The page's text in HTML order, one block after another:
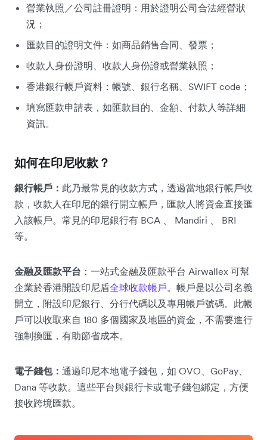
營業執照／公司註冊證明：用於證明公司合法經營狀
況；
匯款目的證明文件：如商品銷售合同、發票；
收款人身份證明、收款人身份證或營業執照；
香港銀行帳戶資料：帳號、銀行名稱、SWIFT code；
填寫匯款申請表，如匯款目的、金額、付款人等詳細
資訊。
如何在印尼收款？
銀行帳戶： 此乃最常見的收款方式，透過當地銀行帳戶收
款，收款人在印尼的銀行開立帳戶，匯款人將資金直接匯
入該帳戶。常見的印尼銀行有 BCA 、 Mandiri 、 BRI
等。
金融及匯款平台 ：一站式金融及匯款平台 Airwallex 可幫
企業於香港開設印尼盾全球收款帳戶。帳戶是以公司名義
開立，附設印尼銀行、分行代碼以及專用帳戶號碼。此帳
戶可以收取來自 180 多個國家及地區的資金，不需要進行
強制換匯，有助節省成本。
電子錢包： 通過印尼本地電子錢包，如 OVO、GoPay、
Dana 等收款。這些平台與銀行卡或電子錢包綁定，方便
接收跨境匯款。